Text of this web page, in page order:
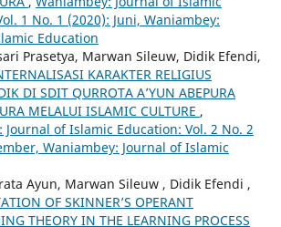
1 No. 1 (2020): Juni, Waniambey:
Education
Prasetya, Marwan Sileuw, Didik Efendi,
KARAKTER RELIGIUS
DI SDIT QURROTA A’YUN ABEPURA
MELALUI ISLAMIC CULTURE ,
Journal of Islamic Education: Vol. 2 No. 2
Waniambey: Journal of Islamic
Ayun, Marwan Sileuw , Didik Efendi ,
OF SKINNER’S OPERANT
THEORY IN THE LEARNING PROCESS